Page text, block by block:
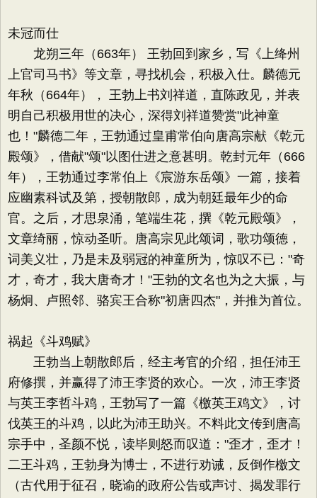
未冠而仕
龙朔三年（663年） 王勃回到家乡，写《上绛州
上官司马书》等文章，寻找机会，积极入仕。麟德元
年秋（664年）， 王勃上书刘祥道，直陈政见，并表
明自己积极用世的决心，深得刘祥道赞赏"此神童
也！"麟德二年，王勃通过皇甫常伯向唐高宗献《乾元
殿颂》，借献"颂"以图仕进之意甚明。乾封元年（666
年），王勃通过李常伯上《宸游东岳颂》一篇，接着
应幽素科试及第，授朝散郎，成为朝廷最年少的命
官。之后，才思泉涌，笔端生花，撰《乾元殿颂》，
文章绮丽，惊动圣听。唐高宗见此颂词，歌功颂德，
词美义壮，乃是未及弱冠的神童所为，惊叹不已："奇
才，奇才，我大唐奇才！"王勃的文名也为之大振，与
杨炯、卢照邻、骆宾王合称"初唐四杰"，并推为首位。
祸起《斗鸡赋》
王勃当上朝散郎后，经主考官的介绍，担任沛王
府修撰，并赢得了沛王李贤的欢心。一次，沛王李贤
与英王李哲斗鸡，王勃写了一篇《檄英王鸡文》，讨
伐英王的斗鸡，以此为沛王助兴。不料此文传到唐高
宗手中，圣颜不悦，读毕则怒而叹道："歪才，歪才！
二王斗鸡，王勃身为博士，不进行劝诫，反倒作檄文
（古代用于征召，晓谕的政府公告或声讨、揭发罪行